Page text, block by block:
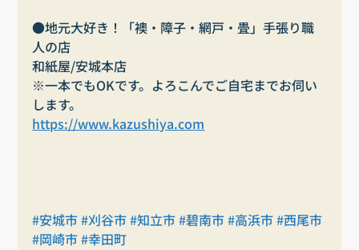
●地元大好き！「襖・障子・網戸・畳」手張り職
人の店
和紙屋/安城本店
※一本でもOKです。よろこんでご自宅までお伺い
します。
https://www.kazushiya.com
#安城市#刈谷市#知立市#碧南市#高浜市#西尾市
#岡崎市#幸田町